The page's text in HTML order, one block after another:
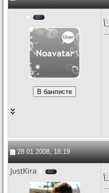
28.01.2008, 18:19
JustKira